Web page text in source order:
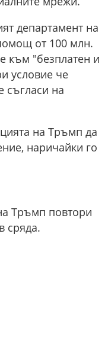
департамент на
от 100 млн.
към "безплатен и
условие че
съгласи на
на Тръмп да
наричайки го
Тръмп повтори
сряда.